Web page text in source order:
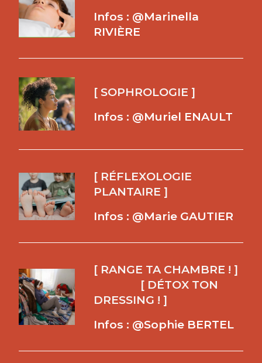
Infos : @Marinella
RIVIÈRE
[ SOPHROLOGIE ]
Infos : @Muriel ENAULT
[ RÉFLEXOLOGIE
PLANTAIRE ]
Infos : @Marie GAUTIER
[ RANGE TA CHAMBRE ! ]
[ DÉTOX TON
DRESSING ! ]
Infos : @Sophie BERTEL